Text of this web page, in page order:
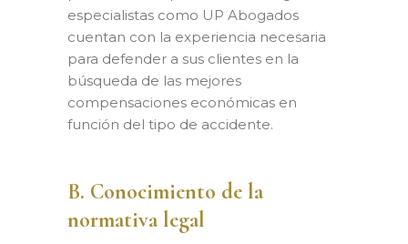
especialistas como UP Abogados
cuentan con la experiencia necesaria
para defender a sus clientes en la
búsqueda de las mejores
compensaciones económicas en
función del tipo de accidente.
B. Conocimiento de la
normativa legal